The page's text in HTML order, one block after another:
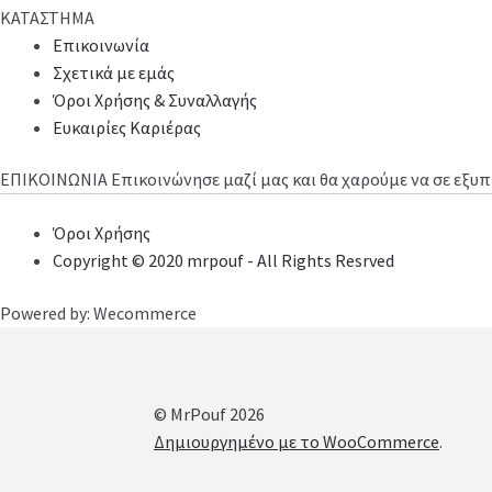
ΚΑΤΑΣΤΗΜΑ
Επικοινωνία
Σχετικά με εμάς
Όροι Χρήσης & Συναλλαγής
Ευκαιρίες Καριέρας
ΕΠΙΚΟΙΝΩΝΙΑ Επικοινώνησε μαζί μας και θα χαρούμε να σε
Όροι Χρήσης
Copyright © 2020 mrpouf - All Rights Resrved
Powered by: Wecommerce
© MrPouf 2026
Δημιουργημένο με το WooCommerce.